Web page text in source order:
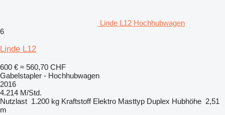
Linde L12 Hochhubwagen
6
Linde L12
600 € ≈ 560,70 CHF
Gabelstapler - Hochhubwagen
2016
4.214 M/Std.
Nutzlast 1.200 kg Kraftstoff Elektro Masttyp Duplex Hubhöhe 2,51
m